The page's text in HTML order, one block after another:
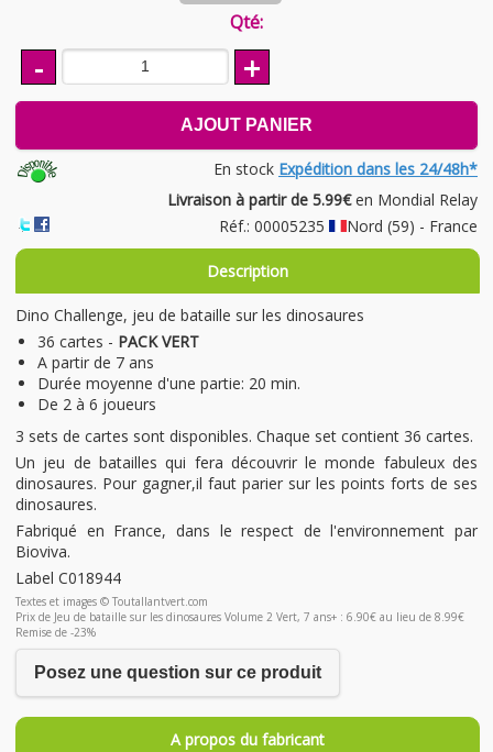
Qté:
- +
AJOUT PANIER
En stock Expédition dans les 24/48h*
Livraison à partir de 5.99€en Mondial Relay
Réf.: 00005235
Nord (59) - France
Description
Dino Challenge, jeu de bataille sur les dinosaures
36 cartes - PACK VERT
A partir de 7 ans
Durée moyenne d'une partie: 20 min.
De 2 à 6 joueurs
3 sets de cartes sont disponibles. Chaque set contient 36 cartes.
Un jeu de batailles qui fera découvrir le monde fabuleux des
dinosaures. Pour gagner,il faut parier sur les points forts de ses
dinosaures.
Fabriqué en France, dans le respect de l'environnement par
Bioviva.
Label C018944
Textes et images © Toutallantvert.com
Prix de Jeu de bataille sur les dinosaures Volume 2 Vert, 7 ans+ : 6.90€ au lieu de 8.99€
Remise de -23%
Posez une question sur ce produit
A propos du fabricant